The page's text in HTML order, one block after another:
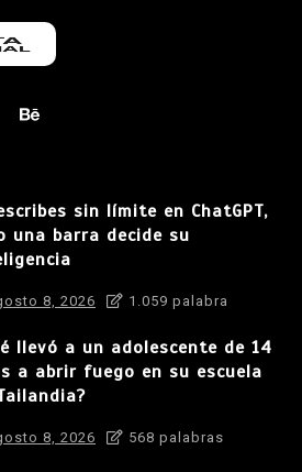
sin límite en ChatGPT,
una barra decide su
8, 2026 1.059 palabra
llevó a un adolescente de 14
a abrir fuego en su escuela
8, 2026 568 palabras